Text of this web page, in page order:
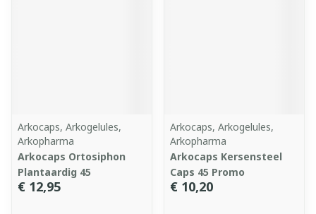
Arkocaps, Arkogelules,
Arkopharma
Arkocaps Ortosiphon
Plantaardig 45
€ 12,95
Arkocaps, Arkogelules,
Arkopharma
Arkocaps Kersensteel
Caps 45 Promo
€ 10,20